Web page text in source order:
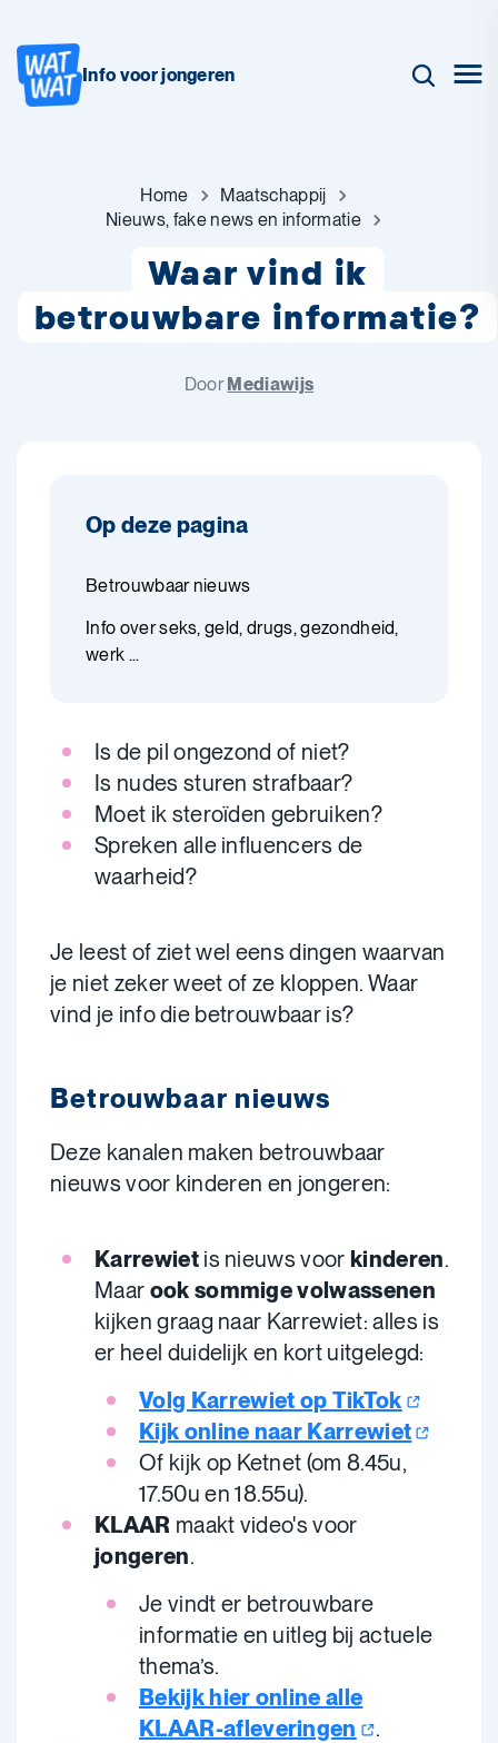
Info voor jongeren
Home
Maatschappij
Nieuws, fake news en informatie
Waar vind ik
betrouwbare informatie?
DoorMediawijs
Op deze pagina
Betrouwbaar nieuws
Info over seks, geld, drugs, gezondheid,
werk ...
Is de pil ongezond of niet?
Is nudes sturen strafbaar?
Moet ik steroïden gebruiken?
Spreken alle influencers de
waarheid?
Je leest of ziet wel eens dingen waarvan
je niet zeker weet of ze kloppen. Waar
vind je info die betrouwbaar is?
Betrouwbaar nieuws
Deze kanalen maken betrouwbaar
nieuws voor kinderen en jongeren:
Karrewietis nieuws voorkinderen.
Maar ook sommige volwassenen
kijken graag naar Karrewiet: alles is
er heel duidelijk en kort uitgelegd:
Volg Karrewiet op TikTok
Kijk online naar Karrewiet
Of kijk op Ketnet (om 8.45u,
17.50u en 18.55u).
KLAAR maakt video's voor
jongeren.
Je vindt er betrouwbare
informatie en uitleg bij actuele
thema’s.
Bekijk hier online alle
KLAAR-afleveringen
.